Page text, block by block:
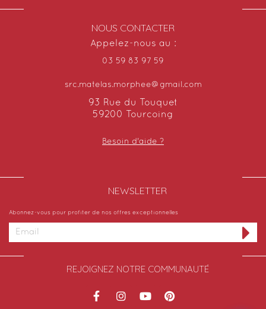
NOUS CONTACTER
Appelez-nous au :
03 59 83 97 59
src.matelas.morphee@gmail.com
93 Rue du Touquet
59200 Tourcoing
Besoin d'aide ?
NEWSLETTER​
Abonnez-vous pour profiter de nos offres exceptionnelles
REJOIGNEZ NOTRE COMMUNAUTÉ